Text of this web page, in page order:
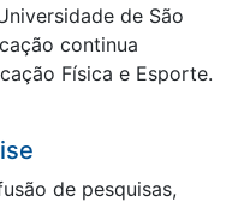
de São
continua
Física e Esporte.
de pesquisas,